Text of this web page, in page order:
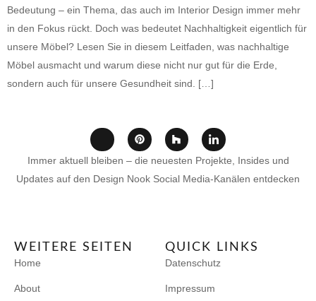
Bedeutung – ein Thema, das auch im Interior Design immer mehr
in den Fokus rückt. Doch was bedeutet Nachhaltigkeit eigentlich für
unsere Möbel? Lesen Sie in diesem Leitfaden, was nachhaltige
Möbel ausmacht und warum diese nicht nur gut für die Erde,
sondern auch für unsere Gesundheit sind. […]
Immer aktuell bleiben – die neuesten Projekte, Insides und
Updates auf den Design Nook Social Media-Kanälen entdecken
WEITERE SEITEN
Home
About
QUICK LINKS
Datenschutz
Impressum